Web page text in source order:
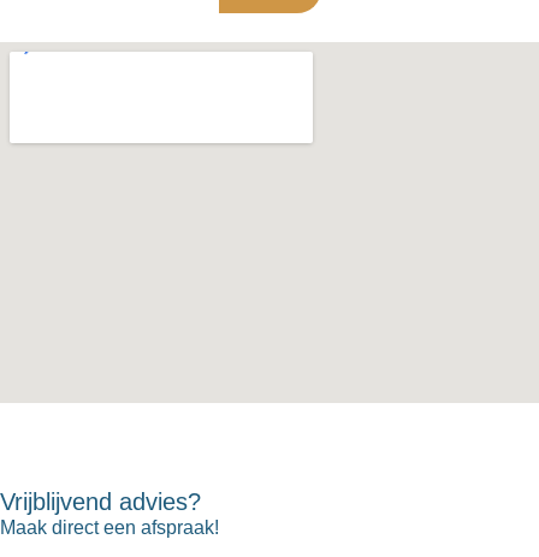
Vrijblijvend advies?
Maak direct een afspraak!